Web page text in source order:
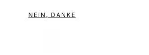
Anastasia
NEIN, DANKE